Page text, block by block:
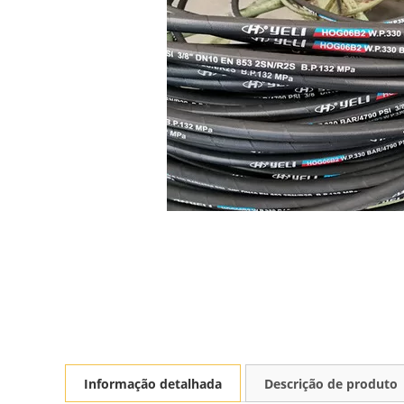
Informação detalhada Descrição de produto